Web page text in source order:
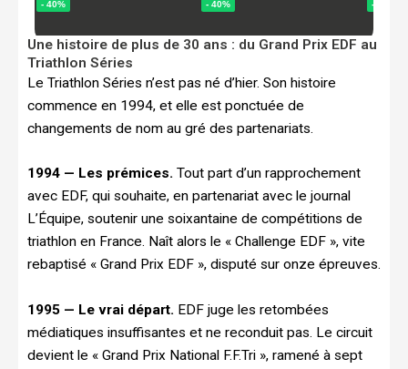
Une histoire de plus de 30 ans : du Grand Prix EDF au
Triathlon Séries
Le Triathlon Séries n’est pas né d’hier. Son histoire
commence en 1994, et elle est ponctuée de
changements de nom au gré des partenariats.
1994 — Les prémices. Tout part d’un rapprochement
avec EDF, qui souhaite, en partenariat avec le journal
L’Équipe, soutenir une soixantaine de compétitions de
triathlon en France. Naît alors le « Challenge EDF », vite
rebaptisé « Grand Prix EDF », disputé sur onze épreuves.
1995 — Le vrai départ. EDF juge les retombées
médiatiques insuffisantes et ne reconduit pas. Le circuit
devient le « Grand Prix National F.F.Tri », ramené à sept